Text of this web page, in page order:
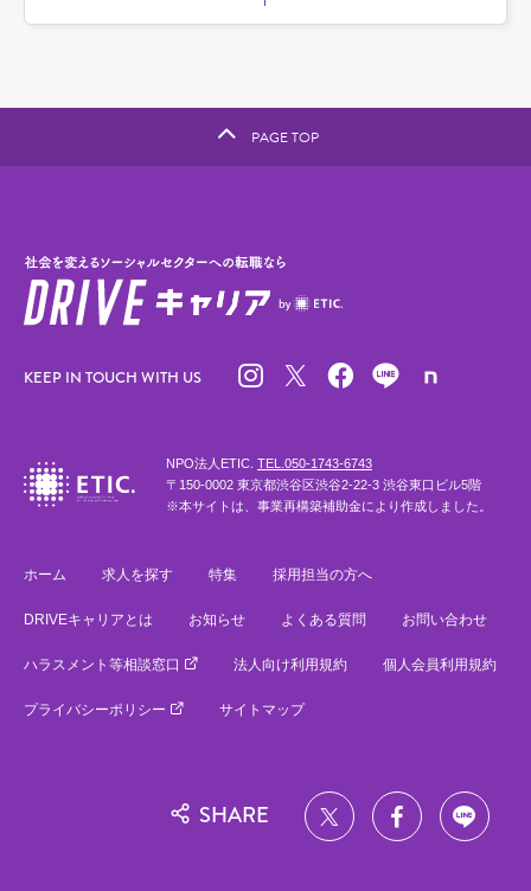
PAGE TOP
KEEP IN TOUCH WITH US
NPO法人ETIC. TEL.050-1743-6743
〒150-0002 東京都渋谷区渋谷2-22-3 渋谷東口ビル5階
※本サイトは、事業再構築補助金により作成しました。
ホーム 求人を探す 特集 採用担当の方へ
DRIVEキャリアとは お知らせ よくある質問 お問い合わせ
ハラスメント等相談窓口 法人向け利用規約 個人会員利用規約
プライバシーポリシー サイトマップ
SHARE